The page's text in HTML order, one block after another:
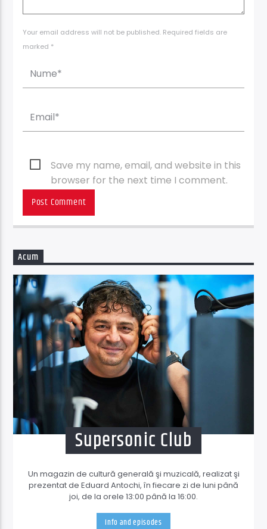
Your email address will not be published. Required fields are
marked *
Save my name, email, and website in this
browser for the next time I comment.
Acum
Supersonic Club
Un magazin de cultură generală şi muzicală, realizat şi
prezentat de Eduard Antochi, în fiecare zi de luni până
joi, de la orele 13:00 până la 16:00.
Info and episodes